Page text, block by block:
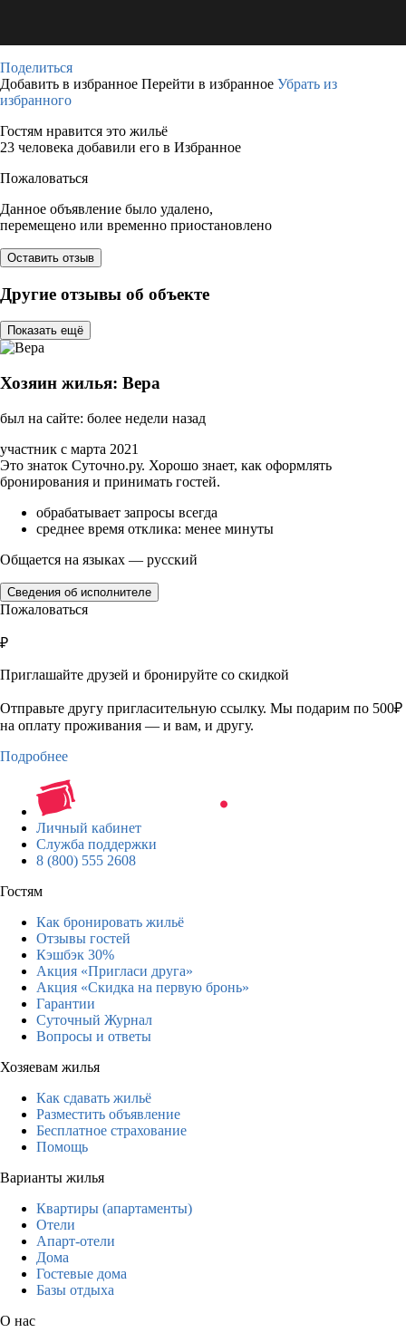
Поделиться
Добавить в избранное Перейти в избранное Убрать из
избранного
Гостям нравится это жильё
23 человека добавили его в Избранное
Пожаловаться
Данное объявление было удалено,
перемещено или временно приостановлено
Оставить отзыв
Другие отзывы об объекте
Показать ещё
Хозяин жилья: Вера
был на сайте: более недели назад
участник с марта 2021
Это знаток Суточно.ру. Хорошо знает, как оформлять
бронирования и принимать гостей.
обрабатывает запросы всегда
среднее время отклика: менее минуты
Общается на языках — русский
Сведения об исполнителе
Пожаловаться
₽
Приглашайте друзей и бронируйте со скидкой
Отправьте другу пригласительную ссылку. Мы подарим по 500₽
на оплату проживания — и вам, и другу.
Подробнее
Личный кабинет
Служба поддержки
8 (800) 555 2608
Гостям
Как бронировать жильё
Отзывы гостей
Кэшбэк 30%
Акция «Пригласи друга»
Акция «Скидка на первую бронь»
Гарантии
Суточный Журнал
Вопросы и ответы
Хозяевам жилья
Как сдавать жильё
Разместить объявление
Бесплатное страхование
Помощь
Варианты жилья
Квартиры (апартаменты)
Отели
Апарт-отели
Дома
Гостевые дома
Базы отдыха
О нас